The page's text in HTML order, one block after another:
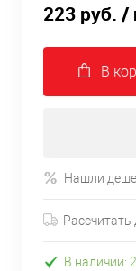
223 руб. /
В
Нашли
Рассчитать
В наличии: